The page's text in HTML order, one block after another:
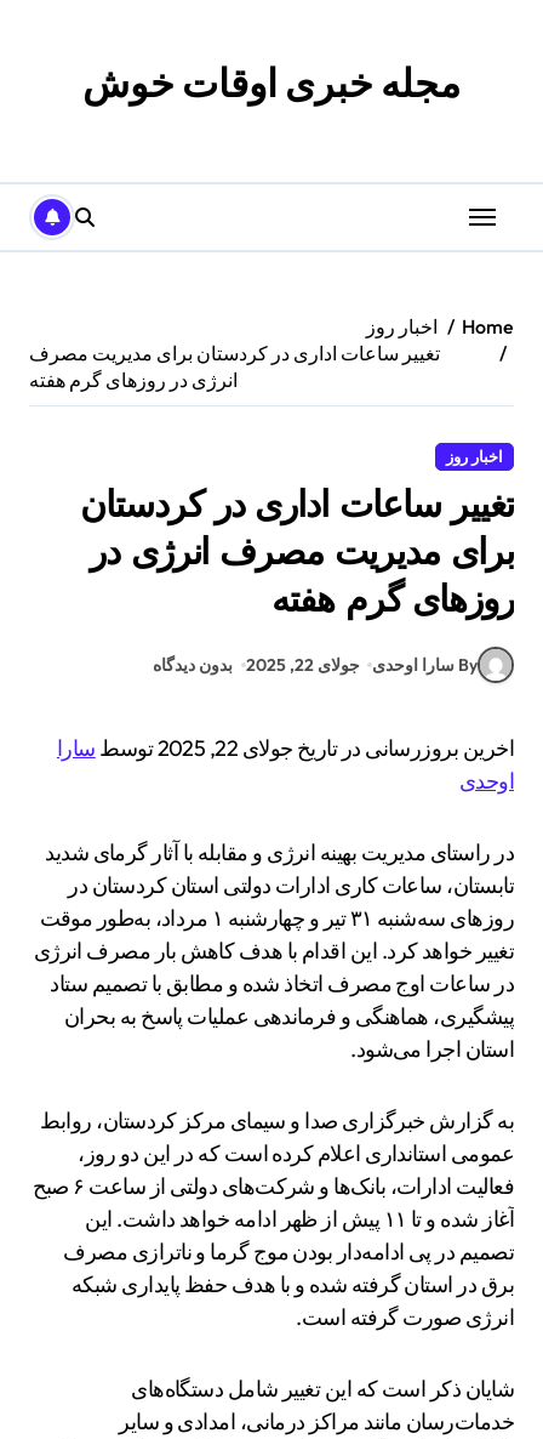
مجله خبری اوقات خوش
Home
اخبار روز
تغییر ساعات اداری در کردستان برای مدیریت مصرف
انرژی در روزهای گرم هفته
اخبار روز
تغییر ساعات اداری در کردستان
برای مدیریت مصرف انرژی در
روزهای گرم هفته
By سارا اوحدی جولای 22, 2025 بدون دیدگاه
اخرین بروزرسانی در تاریخ جولای 22, 2025 توسط
سارا
اوحدی
در راستای مدیریت بهینه انرژی و مقابله با آثار گرمای شدید
تابستان، ساعات کاری ادارات دولتی استان کردستان در
روزهای سه‌شنبه ۳۱ تیر و چهارشنبه ۱ مرداد، به‌طور موقت
تغییر خواهد کرد. این اقدام با هدف کاهش بار مصرف انرژی
در ساعات اوج مصرف اتخاذ شده و مطابق با تصمیم ستاد
پیشگیری، هماهنگی و فرماندهی عملیات پاسخ به بحران
استان اجرا می‌شود.
به گزارش خبرگزاری صدا و سیمای مرکز کردستان، روابط
عمومی استانداری اعلام کرده است که در این دو روز،
فعالیت ادارات، بانک‌ها و شرکت‌های دولتی از ساعت ۶ صبح
آغاز شده و تا ۱۱ پیش از ظهر ادامه خواهد داشت. این
تصمیم در پی ادامه‌دار بودن موج گرما و ناترازی مصرف
برق در استان گرفته شده و با هدف حفظ پایداری شبکه
انرژی صورت گرفته است.
شایان ذکر است که این تغییر شامل دستگاه‌های
خدمات‌رسان مانند مراکز درمانی، امدادی و سایر